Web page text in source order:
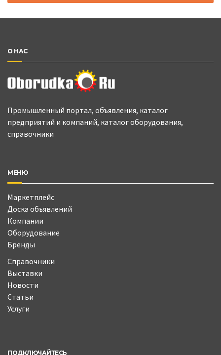
О НАС
Промышленный портал, объявления, каталог
предприятий и компаний, каталог оборудования,
справочники
МЕНЮ
Маркетплейс
Доска объявлений
Компании
Оборудование
Бренды
Справочники
Выставки
Новости
Статьи
Услуги
ПОДКЛЮЧАЙТЕСЬ